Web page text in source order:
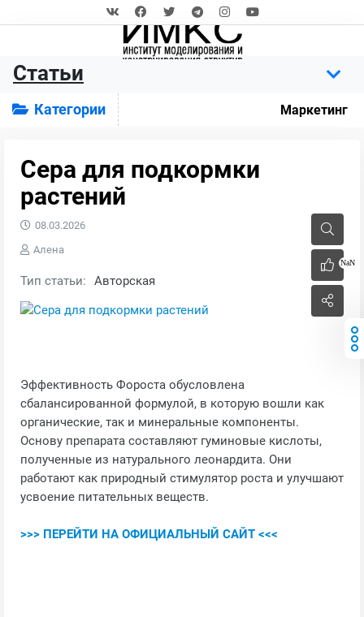
Статьи
Категории Маркетинг
Сера для подкормки
растений
NaN
08.03.2026
Алена
Тип статьи: Авторская
Эффективность Фороста обусловлена
сбалансированной формулой, в которую вошли как
органические, так и минеральные компоненты.
Основу препарата составляют гуминовые кислоты,
полученные из натурального леонардита. Они
работают как природный стимулятор роста и улучшают
усвоение питательных веществ.
>>> ПЕРЕЙТИ НА ОФИЦИАЛЬНЫЙ САЙТ <<<